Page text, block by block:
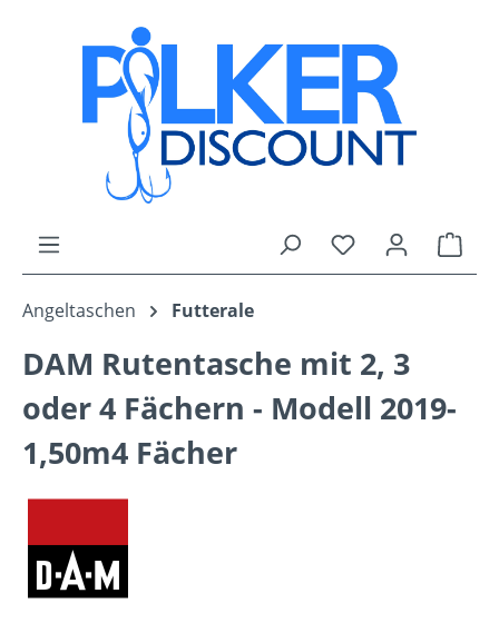
Zum Hauptinhalt springen
Du hast 0
Angeltaschen Futterale
DAM Rutentasche mit 2, 3
oder 4 Fächern - Modell 2019-
1,50m4 Fächer